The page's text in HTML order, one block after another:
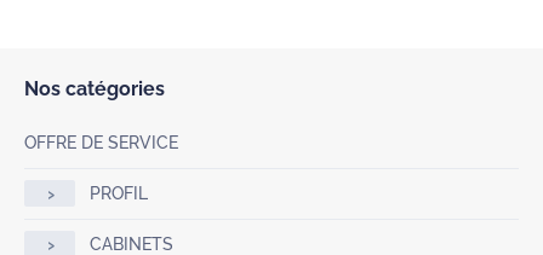
Nos catégories
OFFRE DE SERVICE
PROFIL
CABINETS